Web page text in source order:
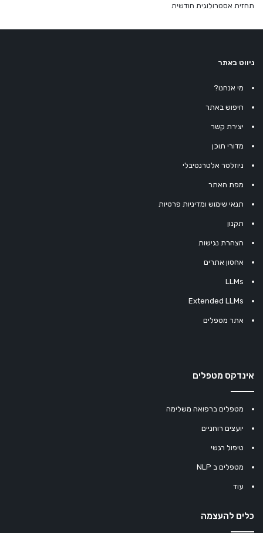
תחזית אסטרולוגית חודשית
ניווט באתר
מי אנחנו?
חיפוש באתר
יצירת קשר
מדורי תוכן
ניוזלטר אלטרנטיבלי
מפת האתר
תנאי שימוש ומדיניות פרטיות
תקנון
הצהרת נגישות
אחסון אתרים
LLMs
Extended LLMs
אתר מטפלים
אינדקס מטפלים
מטפלים ברפואה משלימה
יועצים רוחניים
טיפול רגשי
מטפלים ב NLP
עוד
כלים להעצמה